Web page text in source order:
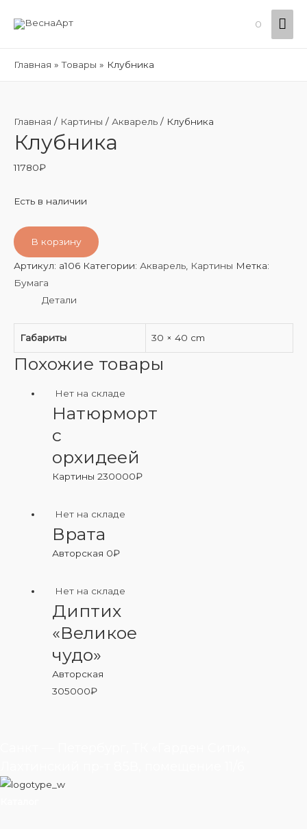
0
Главная Товары Клубника
Главная / Картины / Акварель / Клубника
Клубника
11780₽
Есть в наличии
В корзину
Артикул: a106 Категории: Акварель Картины Метка:
Бумага
Детали
Габариты 30 × 40 cm
Похожие товары
Нет на складе
Натюрморт
с
орхидеей
Картины230000₽
Нет на складе
Врата
Авторская 0₽
Нет на складе
Диптих
«Великое
чудо»
Авторская
305000₽